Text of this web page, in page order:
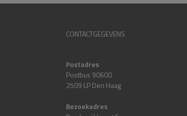
CONTACTGEGEVENS
Postadres
Postbus 90600
2509 LP Den Haag
Bezoekadres